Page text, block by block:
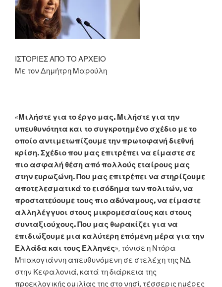
ΙΣΤΟΡΙΕΣ ΑΠΟ ΤΟ ΑΡΧΕΙΟ
Με τον Δημήτρη Μαρούλη
«Μιλήστε για το έργο μας. Μιλήστε για την
υπευθυνότητα και το συγκροτημένο σχέδιο με το
οποίο αντιμετωπίζουμε την πρωτοφανή διεθνή
κρίση. Σχέδιο που μας επιτρέπει να είμαστε σε
πιο ασφαλή θέση από πολλούς εταίρους μας
στην ευρωζώνη. Που μας επιτρέπει να στηρίζουμε
αποτελεσματικά το εισόδημα των πολιτών, να
προστατεύουμε τους πιο αδύναμους, να είμαστε
αλληλέγγυοι στους μικρομεσαίους και στους
συνταξιούχους. Που μας θωρακίζει για να
επιδιώξουμε μια καλύτερη επόμενη μέρα για την
Ελλάδα και τους Έλληνες», τόνισε η Ντόρα
Μπακογιάννη απευθυνόμενη σε στελέχη της ΝΔ
στην Κεφαλονιά, κατά τη διάρκεια της
προεκλογικής ομιλίας της στο νησί, τέσσερις ημέρες